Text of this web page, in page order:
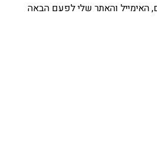
והאתר שלי לפעם הבאה